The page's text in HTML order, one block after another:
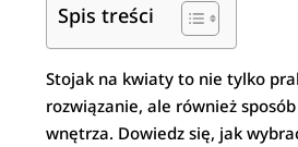
Spis treści
Stojak na kwiaty to nie tylko
rozwiązanie, ale również
wnętrza. Dowiedz się, jak